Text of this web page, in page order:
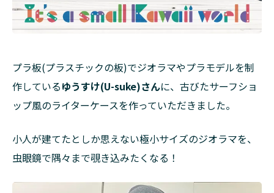
プラ板(プラスチックの板)でジオラマやプラモデルを制
作しているゆうすけ(U-suke)さんに、古びたサーフショ
ップ風のライターケースを作っていただきました。
小人が建てたとしか思えない極小サイズのジオラマを、
虫眼鏡で隅々まで覗き込みたくなる！